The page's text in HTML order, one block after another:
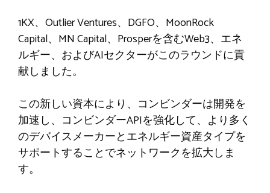
1KX、Outlier Ventures、DGFO、MoonRock
Capital、MN Capital、Prosperを含むWeb3、エネ
ルギー、およびAIセクターがこのラウンドに貢
献しました。
この新しい資本により、コンビンダーは開発を
加速し、コンビンダーAPIを強化して、より多く
のデバイスメーカーとエネルギー資産タイプを
サポートすることでネットワークを拡大しま
す。